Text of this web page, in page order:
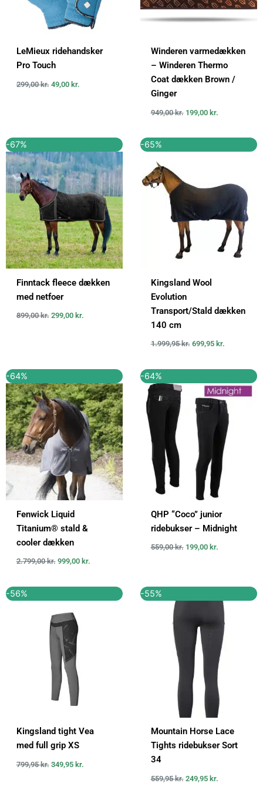
LeMieux ridehandsker
Pro Touch
299,00kr. 49,00 kr.
Winderen varmedækken
– Winderen Thermo
Coat dækken Brown /
Ginger
949,00kr. 199,00 kr.
-67%
Finntack fleece dækken
med netfoer
899,00kr.
oprindelige
pris
var:
899,00 kr..
299,00 kr.
aktuelle
pris
er:
299,00 kr..
-65%
Kingsland Wool
Evolution
Transport/Stald dækken
140 cm
1.999,95kr.
oprindelige
1.999,95 kr..
699,95 kr.
aktuelle
699,95 kr..
-64%
Fenwick Liquid
Titanium® stald &
cooler dækken
2.799,00kr.
oprindelige
pris
var:
2.799,00 kr..
999,00 kr.
aktuelle
pris
er:
999,00 kr..
-64%
QHP “Coco” junior
ridebukser – Midnight
559,00kr.
oprindelige
var:
559,00 kr..
199,00 kr.
aktuelle
pris
er:
199,00 kr..
-56%
Kingsland tight Vea
med full grip XS
799,95kr.
oprindelige
var:
799,95 kr..
349,95 kr.
aktuelle
-55%
Mountain Horse Lace
Tights ridebukser Sort
34
559,95kr.
oprindelige
559,95 kr..
249,95 kr.
aktuelle
pris
er:
249,95 kr..